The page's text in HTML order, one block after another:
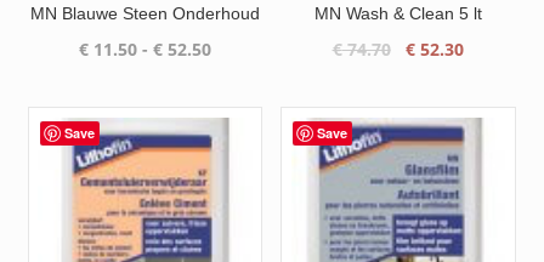
MN Blauwe Steen Onderhoud
€11.50 - €52.50Prijsklasse:
MN Wash & Clean 5 lt
€74.70
Oorspronkelijke
€ 74.70.
€ 52.30Huidige
€ 52.30.
Save Save